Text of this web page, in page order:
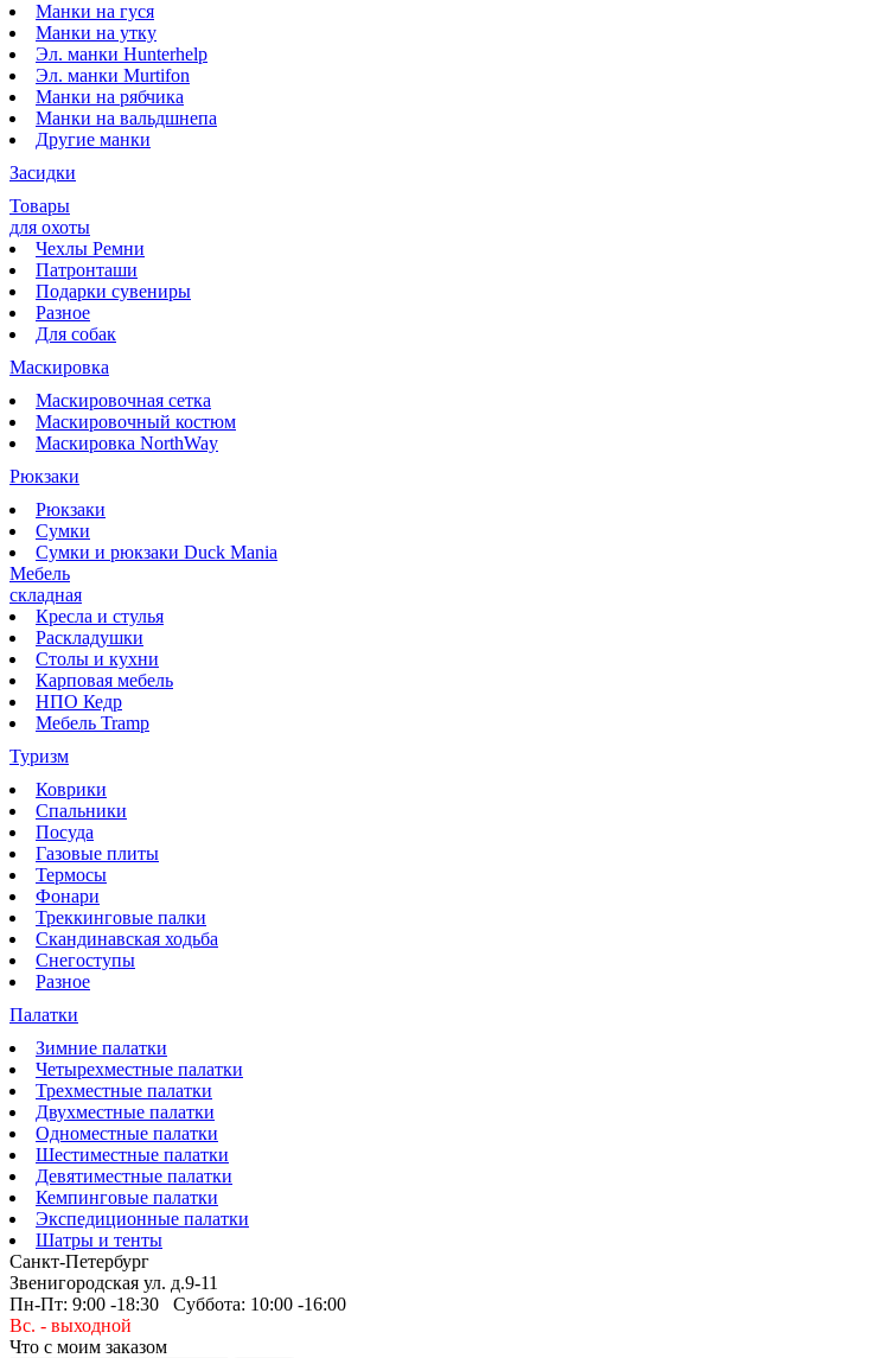
Манки на гуся
Манки на утку
Эл. манки Hunterhelp
Эл. манки Murtifon
Манки на рябчика
Манки на вальдшнепа
Другие манки
Засидки
Товары
для охоты
Чехлы Ремни
Патронташи
Подарки сувениры
Разное
Для собак
Маскировка
Маскировочная сетка
Маскировочный костюм
Маскировка NorthWay
Рюкзаки
Рюкзаки
Сумки
Сумки и рюкзаки Duck Mania
Мебель
складная
Кресла и стулья
Раскладушки
Столы и кухни
Карповая мебель
НПО Кедр
Мебель Tramp
Туризм
Коврики
Спальники
Посуда
Газовые плиты
Термосы
Фонари
Треккинговые палки
Скандинавская ходьба
Снегоступы
Разное
Палатки
Зимние палатки
Четырехместные палатки
Трехместные палатки
Двухместные палатки
Одноместные палатки
Шестиместные палатки
Девятиместные палатки
Кемпинговые палатки
Экспедиционные палатки
Шатры и тенты
Санкт-Петербург
Звенигородская ул. д.9-11
Пн-Пт: 9:00 -18:30 Суббота: 10:00 -16:00
Вс. - выходной
Что с моим заказом